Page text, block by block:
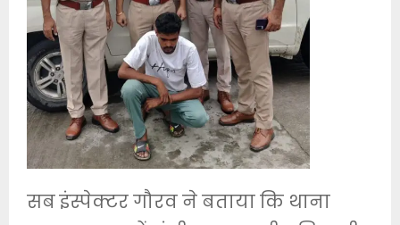
सब इंस्पेक्टर गौरव ने बताया कि थाना